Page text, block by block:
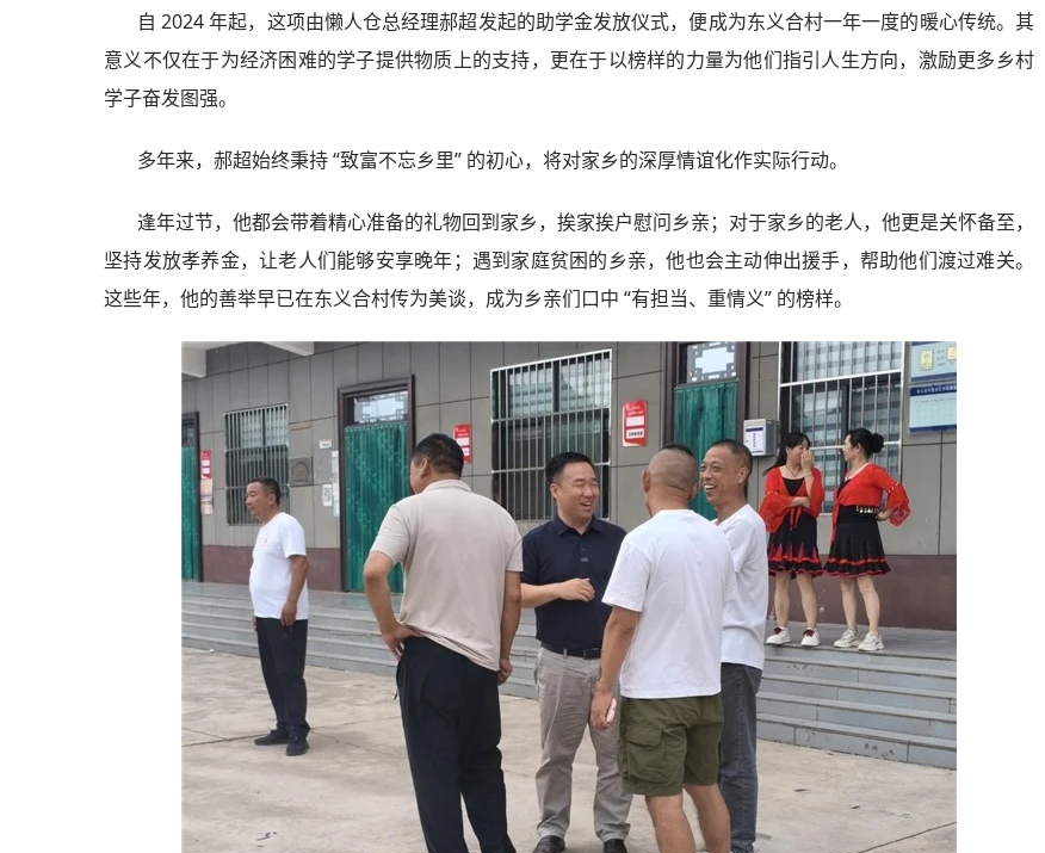
自 2024 年起，这项由懒人仓总经理郝超发起的助学金发放仪式，便成为东义合村一年一度的暖心传统。其
意义不仅在于为经济困难的学子提供物质上的支持，更在于以榜样的力量为他们指引人生方向，激励更多乡村
学子奋发图强。
多年来，郝超始终秉持 “致富不忘乡里” 的初心，将对家乡的深厚情谊化作实际行动。
逢年过节，他都会带着精心准备的礼物回到家乡，挨家挨户慰问乡亲；对于家乡的老人，他更是关怀备至，
坚持发放孝养金，让老人们能够安享晚年；遇到家庭贫困的乡亲，他也会主动伸出援手，帮助他们渡过难关。
这些年，他的善举早已在东义合村传为美谈，成为乡亲们口中 “有担当、重情义” 的榜样。